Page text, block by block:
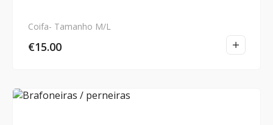
Coifa- Tamanho M/L
€15.00